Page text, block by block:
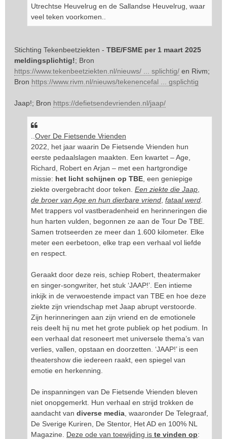
Utrechtse Heuvelrug en de Sallandse Heuvelrug, waar
veel teken voorkomen..
Stichting Tekenbeetziekten - TBE/FSME per 1 maart 2025
meldingsplichtig!; Bron
https://www.tekenbeetziekten.nl/nieuws/ ... splichtig/ en Rivm;
Bron https://www.rivm.nl/nieuws/tekenencefal ... gsplichtig
Jaap!; Bron https://defietsendevrienden.nl/jaap/
Over De Fietsende Vrienden
2022, het jaar waarin De Fietsende Vrienden hun
eerste pedaalslagen maakten. Een kwartet – Age,
Richard, Robert en Arjan – met een hartgrondige
missie: het licht schijnen op TBE , een geniepige
ziekte overgebracht door teken. Een ziekte die Jaap
de broer van Age en hun dierbare vriend fataal werd
Met trappers vol vastberadenheid en herinneringen die
hun harten vulden, begonnen ze aan de Tour De TBE.
Samen trotseerden ze meer dan 1.600 kilometer. Elke
meter een eerbetoon, elke trap een verhaal vol liefde
en respect.
Geraakt door deze reis, schiep Robert, theatermaker
en singer-songwriter, het stuk ‘JAAP!’. Een intieme
inkijk in de verwoestende impact van TBE en hoe deze
ziekte zijn vriendschap met Jaap abrupt verstoorde.
Zijn herinneringen aan zijn vriend en de emotionele
reis deelt hij nu met het grote publiek op het podium. In
een verhaal dat resoneert met universele thema’s van
verlies, vallen, opstaan en doorzetten. ‘JAAP!’ is een
theatershow die iedereen raakt, een spiegel van
emotie en herkenning.
De inspanningen van De Fietsende Vrienden bleven
niet onopgemerkt. Hun verhaal en strijd trokken de
aandacht van diverse media , waaronder De Telegraaf,
De Sverige Kuriren, De Stentor, Het AD en 100% NL
Magazine. Deze ode van toewijding is te vinden op: